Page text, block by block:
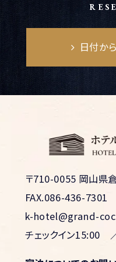
日付か
〒710-0055 岡山県
FAX.086-436-7301
k-hotel@grand-
チェックイン15:00